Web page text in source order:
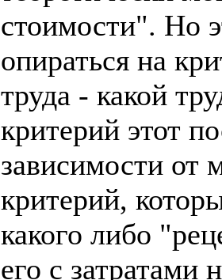
стоимости". Но
опираться на
труда - какой
критерий этот
зависимости от
критерий,
какого либо
его с затратами